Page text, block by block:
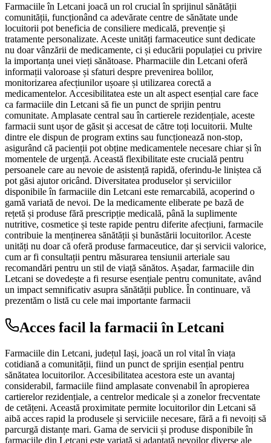
Farmaciile în Letcani joacă un rol crucial în sprijinul sănătății
comunității, funcționând ca adevărate centre de sănătate unde
locuitorii pot beneficia de consiliere medicală, prevenție și
tratamente personalizate. Aceste unități farmaceutice sunt dedicate
nu doar vânzării de medicamente, ci și educării populației cu privire
la importanța unei vieți sănătoase. Pharmaciile din Letcani oferă
informații valoroase și sfaturi despre prevenirea bolilor,
monitorizarea afecțiunilor ușoare și utilizarea corectă a
medicamentelor. Accesibilitatea este un alt aspect esențial care face
ca farmaciile din Letcani să fie un punct de sprijin pentru
comunitate. Amplasate central sau în cartierele rezidențiale, aceste
farmacii sunt ușor de găsit și accesat de către toți locuitorii. Multe
dintre ele dispun de program extins sau funcționează non-stop,
asigurând că pacienții pot obține medicamentele necesare chiar și în
momentele de urgență. Această flexibilitate este crucială pentru
persoanele care au nevoie de asistență rapidă, oferindu-le liniștea că
pot găsi ajutor oricând. Diversitatea produselor și serviciilor
disponibile în farmaciile din Letcani este remarcabilă, acoperind o
gamă variată de nevoi. De la medicamente eliberate pe bază de
rețetă și produse fără prescripție medicală, până la suplimente
nutritive, cosmetice și teste rapide pentru diferite afecțiuni, farmacile
contribuie la menținerea sănătății și bunăstării locuitorilor. Aceste
unități nu doar că oferă produse farmaceutice, dar și servicii valorice,
cum ar fi consultații pentru măsurarea tensiunii arteriale sau
recomandări pentru un stil de viață sănătos. Așadar, farmaciile din
Letcani se dovedește a fi resurse esențiale pentru comunitate, având
un impact semnificativ asupra sănătății publice. În continuare, vă
prezentăm o listă cu cele mai importante farmacii
Acces facil la farmacii în Letcani
Farmaciile din Letcani, județul Iași, joacă un rol vital în viața
cotidiană a comunității, fiind un punct de sprijin esențial pentru
sănătatea locuitorilor. Accesibilitatea acestora este un avantaj
considerabil, farmaciile fiind amplasate convenabil în apropierea
cartierelor rezidențiale, a centrelor medicale și a zonelor frecventate
de cetățeni. Această proximitate permite locuitorilor din Letcani să
aibă acces rapid la produsele și serviciile necesare, fără a fi nevoiți să
parcurgă distanțe mari. Gama de servicii și produse disponibile în
farmaciile din Letcani este variată și adaptată nevoilor diverse ale